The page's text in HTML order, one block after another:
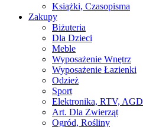
Książki, Czasopisma
Zakupy
Biżuteria
Dla Dzieci
Meble
Wyposażenie Wnętrz
Wyposażenie Łazienki
Odzież
Sport
Elektronika, RTV, AGD
Art. Dla Zwierząt
Ogród, Rośliny